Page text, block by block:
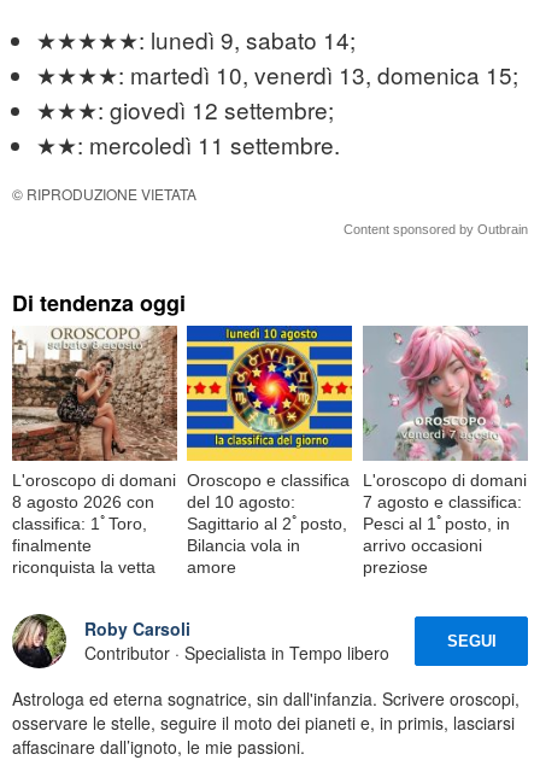
★★★★★: lunedì 9, sabato 14;
★★★★: martedì 10, venerdì 13, domenica 15;
★★★: giovedì 12 settembre;
★★: mercoledì 11 settembre.
© RIPRODUZIONE VIETATA
Content sponsored by Outbrain
Di tendenza oggi
L'oroscopo di domani
8 agosto 2026 con
classifica: 1ﾟToro,
finalmente
riconquista la vetta
Oroscopo e classifica
del 10 agosto:
Sagittario al 2ﾟposto,
Bilancia vola in
amore
L'oroscopo di domani
7 agosto e classifica:
Pesci al 1ﾟposto, in
arrivo occasioni
preziose
Roby Carsoli
Contributor · Specialista in Tempo libero
SEGUI
Astrologa ed eterna sognatrice, sin dall'infanzia. Scrivere oroscopi,
osservare le stelle, seguire il moto dei pianeti e, in primis, lasciarsi
affascinare dall’ignoto, le mie passioni.